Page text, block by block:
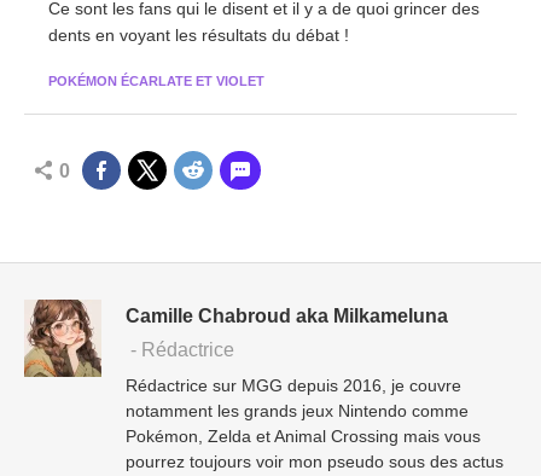
Ce sont les fans qui le disent et il y a de quoi grincer des
dents en voyant les résultats du débat !
POKÉMON ÉCARLATE ET VIOLET
0
Camille Chabroud aka Milkameluna
- Rédactrice
Rédactrice sur MGG depuis 2016, je couvre
notamment les grands jeux Nintendo comme
Pokémon, Zelda et Animal Crossing mais vous
pourrez toujours voir mon pseudo sous des actus